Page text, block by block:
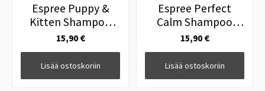
Espree Puppy &
Kitten Shampoo
355ml
15,90 €
Lisää ostoskoriin
Espree Perfect
Calm Shampoo
355ml
15,90 €
Lisää ostoskoriin